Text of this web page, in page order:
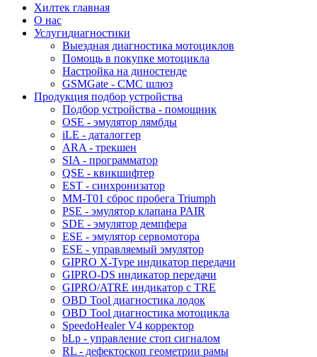
Хилтек главная
О нас
Услугидиагностики
Выездная диагностика мотоциклов
Помощь в покупке мотоцикла
Настройка на диностенде
GSMGate - СМС шлюз
Продукция подбор устройства
Подбор устройства - помощник
OSE - эмулятор лямбды
iLE - даталоггер
ARA - трекшен
SIA - программатор
QSE - квикшифтер
EST - синхронизатор
MM-T01 сброс пробега Triumph
PSE - эмулятор клапана PAIR
SDE - эмулятор демпфера
ESE - эмулятор сервомотора
ESE - управляемый эмулятор
GIPRO X-Type индикатор передачи
GIPRO-DS индикатор передачи
GIPRO/ATRE индикатор с TRE
OBD Tool диагностика лодок
OBD Tool диагностика мотоцикла
SpeedoHealer V4 корректор
bLp - управление стоп сигналом
RL - дефектоскоп геометрии рамы